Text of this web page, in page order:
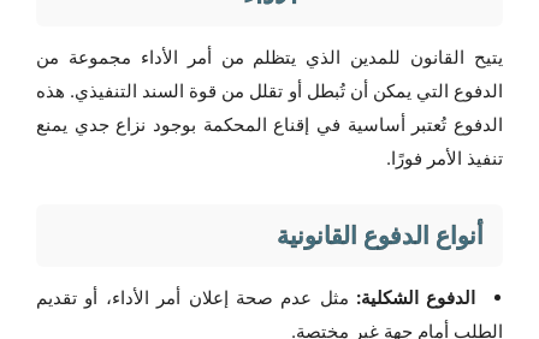
يتيح القانون للمدين الذي يتظلم من أمر الأداء مجموعة من
الدفوع التي يمكن أن تُبطل أو تقلل من قوة السند التنفيذي. هذه
الدفوع تُعتبر أساسية في إقناع المحكمة بوجود نزاع جدي يمنع
تنفيذ الأمر فورًا.
أنواع الدفوع القانونية
الدفوع الشكلية: مثل عدم صحة إعلان أمر الأداء، أو تقديم
الطلب أمام جهة غير مختصة.